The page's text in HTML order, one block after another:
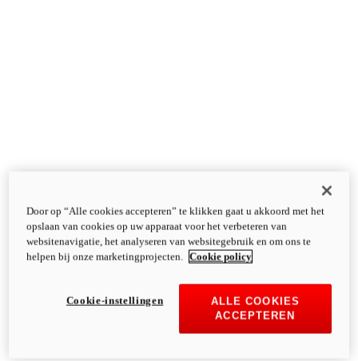
Door op “Alle cookies accepteren” te klikken gaat u akkoord met het
opslaan van cookies op uw apparaat voor het verbeteren van
websitenavigatie, het analyseren van websitegebruik en om ons te
helpen bij onze marketingprojecten.
Cookie policy
ALLE COOKIES
ACCEPTEREN
Cookie-instellingen